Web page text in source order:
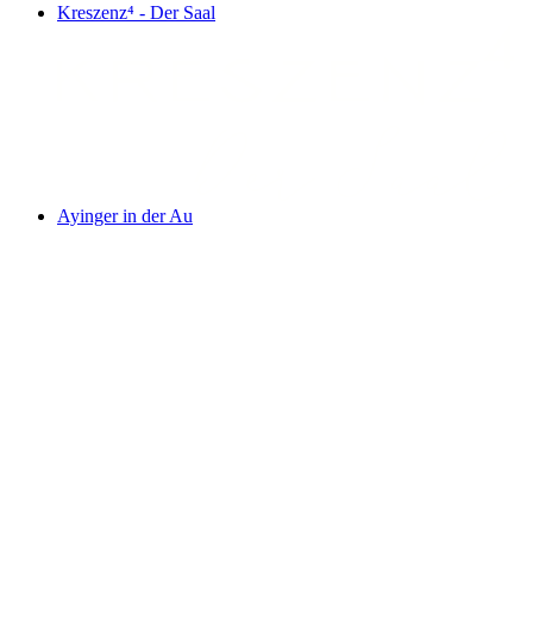
Kreszenz⁴ - Der Saal
Ayinger in der Au